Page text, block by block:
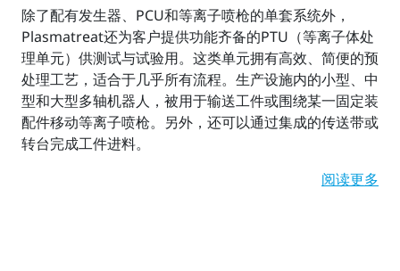
除了配有发生器、PCU和等离子喷枪的单套系统外，
Plasmatreat还为客户提供功能齐备的PTU（等离子体处
理单元）供测试与试验用。这类单元拥有高效、简便的预
处理工艺，适合于几乎所有流程。生产设施内的小型、中
型和大型多轴机器人，被用于输送工件或围绕某一固定装
配件移动等离子喷枪。另外，还可以通过集成的传送带或
转台完成工件进料。
阅读更多